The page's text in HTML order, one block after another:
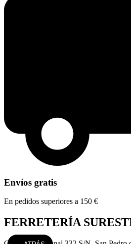
Envíos gratis
En pedidos superiores a 150 €
FERRETERÍA